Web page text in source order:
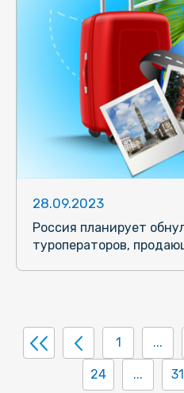
28.09.2023
Россия планирует
туроператоров,
1 ...
24 ... 31